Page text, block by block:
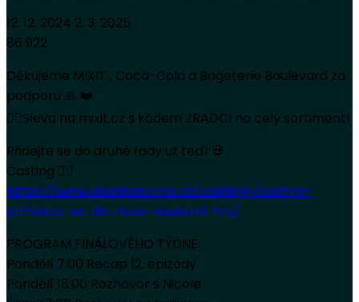
12. 12. 2024 2. 3. 2025
86 922
Děkujeme MIXIT , Coca-Cola a Bageterie Boulevard za
podporu 🙏 ❤️
👉🏻Sleva na mixit.cz s kódem ZRADCI na celý sortiment!
Přidejte se do druhé řady už teď! 💀
Casting 👉🏻
https://www.skupinaprima.cz/castingy/casting-
prihlaste-se-do-nove-soutezni-hry/
PROGRAM FINÁLOVÉHO TÝDNE:
Pondělí 7:00 Recap 12. epizody
Pondělí 18:00 Rozhovor s Nicole